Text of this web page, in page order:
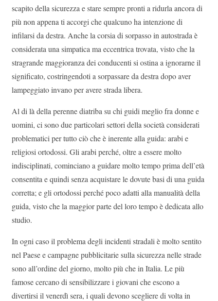
scapito della sicurezza e stare sempre pronti a ridurla ancora di
più non appena ti accorgi che qualcuno ha intenzione di
infilarsi da destra. Anche la corsia di sorpasso in autostrada è
considerata una simpatica ma eccentrica trovata, visto che la
stragrande maggioranza dei conducenti si ostina a ignorarne il
significato, costringendoti a sorpassare da destra dopo aver
lampeggiato invano per avere strada libera.
Al di là della perenne diatriba su chi guidi meglio fra donne e
uomini, ci sono due particolari settori della società considerati
problematici per tutto ciò che è inerente alla guida: arabi e
religiosi ortodossi. Gli arabi perché, oltre a essere molto
indisciplinati, cominciano a guidare molto tempo prima dell’età
consentita e quindi senza acquistare le dovute basi di una guida
corretta; e gli ortodossi perché poco adatti alla manualità della
guida, visto che la maggior parte del loro tempo è dedicata allo
studio.
In ogni caso il problema degli incidenti stradali è molto sentito
nel Paese e campagne pubblicitarie sulla sicurezza nelle strade
sono all’ordine del giorno, molto più che in Italia. Le più
famose cercano di sensibilizzare i giovani che escono a
divertirsi il venerdì sera, i quali devono scegliere di volta in